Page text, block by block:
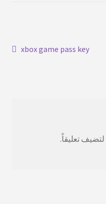
التدوينة
xbox game pass key
لتضيف تعليقاً.